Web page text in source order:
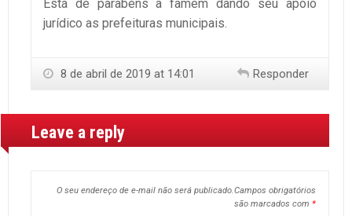
Está de parabéns a famem dando seu apoio
jurídico as prefeituras municipais.
8 de abril de 2019 at 14:01 Responder
Leave a reply
O seu endereço de e-mail não será publicado.Campos obrigatórios
são marcados com *